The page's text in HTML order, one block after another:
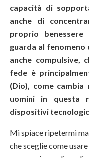
capacità di
anche di
proprio
guarda al fenomeno
anche compulsive,
fede è
(Dio), come
uomini in questa
dispositivi
Mi spiace ripetermi ma
che sceglie come